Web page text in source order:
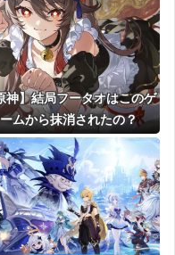
神】結局フータオはこのゲ
ームから抹消されたの？